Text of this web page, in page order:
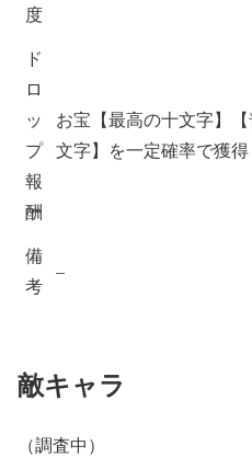
度
ド
ロ
ッ
プ
報
酬
お宝【最高の十文字】
文字】を一定確率で獲得
備
考
–
敵キャラ
（調査中）